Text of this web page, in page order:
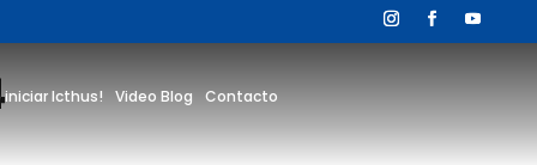
iniciar Icthus! Video Blog Contacto